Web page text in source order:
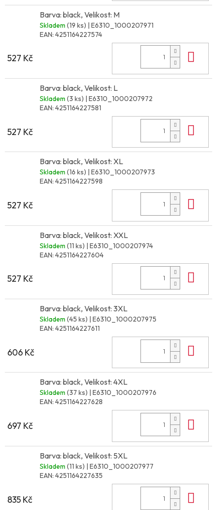
Barva: black, Velikost: M
Skladem (19 ks) | E6310_1000207971
EAN: 4251164227574
527 Kč
Barva: black, Velikost: L
Skladem (3 ks) | E6310_1000207972
EAN: 4251164227581
527 Kč
Barva: black, Velikost: XL
Skladem (16 ks) | E6310_1000207973
EAN: 4251164227598
527 Kč
Barva: black, Velikost: XXL
Skladem (11 ks) | E6310_1000207974
EAN: 4251164227604
527 Kč
Barva: black, Velikost: 3XL
Skladem (45 ks) | E6310_1000207975
EAN: 4251164227611
606 Kč
Barva: black, Velikost: 4XL
Skladem (37 ks) | E6310_1000207976
EAN: 4251164227628
697 Kč
Barva: black, Velikost: 5XL
Skladem (11 ks) | E6310_1000207977
EAN: 4251164227635
835 Kč